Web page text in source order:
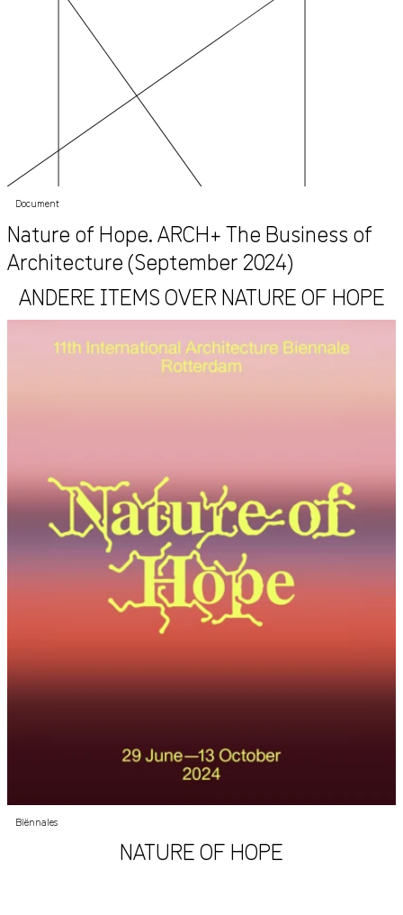
Document
Nature of Hope. ARCH+ The Business of
Architecture (September 2024)
ANDERE ITEMS OVER NATURE OF HOPE
Biënnales
NATURE OF HOPE